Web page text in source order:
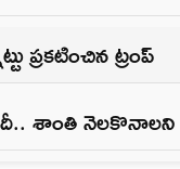
ప్రకటించిన ట్రంప్
శాంతి నెలకొనాలని